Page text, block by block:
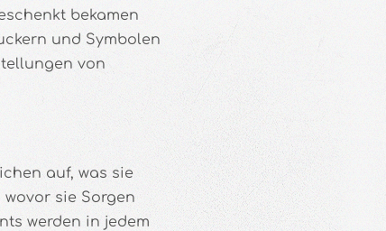
bekamen
und Symbolen
von
auf, was sie
sie Sorgen
werden in jedem